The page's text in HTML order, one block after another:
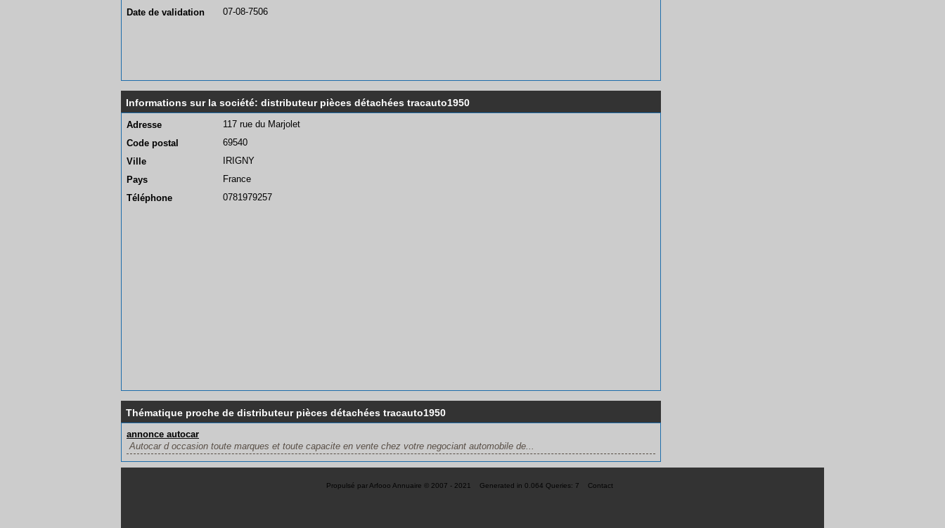
Date de validation
07-08-7506
Informations sur la société: distributeur pièces détachées tracauto1950
Adresse
117 rue du Marjolet
Code postal
69540
Ville
IRIGNY
Pays
France
Téléphone
0781979257
Thématique proche de distributeur pièces détachées tracauto1950
annonce autocar
Autocar d occasion toute marques et toute capacite en vente chez votre negociant automobile de...
Propulsé par Arfooo Annuaire © 2007 - 2021 Generated in 0.064 Queries: 7 Contact